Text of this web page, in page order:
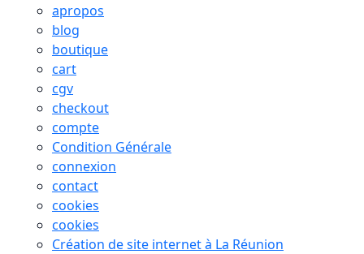
apropos
blog
boutique
cart
cgv
checkout
compte
Condition Générale
connexion
contact
cookies
cookies
Création de site internet à La Réunion